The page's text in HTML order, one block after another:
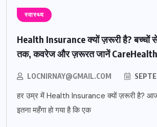
स्वास्थ्य
Health Insurance क्यों ज़रूरी है? बच्चों
तक, कवरेज और ज़रूरत जानें
LOCNIRNAY@GMAIL.COM
हर उम्र में Health Insurance क्यों ज़रूरी है?
इतना महँगा हो गया है कि एक